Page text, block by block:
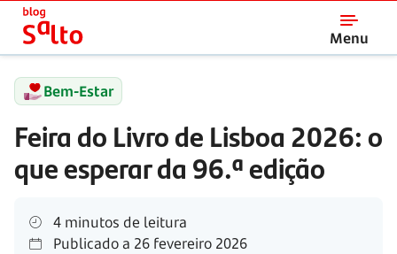
Menu
Salto
Bem-Estar
Feira do Livro de Lisboa 2026: o
que esperar da 96.ª edição
4 minutos de leitura
Publicado a 26 fevereiro 2026